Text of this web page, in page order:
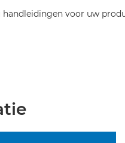
voor uw